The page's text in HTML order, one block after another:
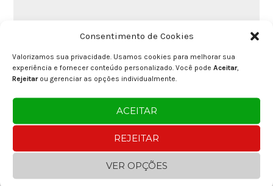
Consentimento de Cookies
Valorizamos sua privacidade. Usamos cookies para melhorar sua
experiência e fornecer conteúdo personalizado. Você pode Aceitar,
Rejeitarou gerenciar as opções individualmente.
ACEITAR
REJEITAR
VER OPÇÕES
Nome*